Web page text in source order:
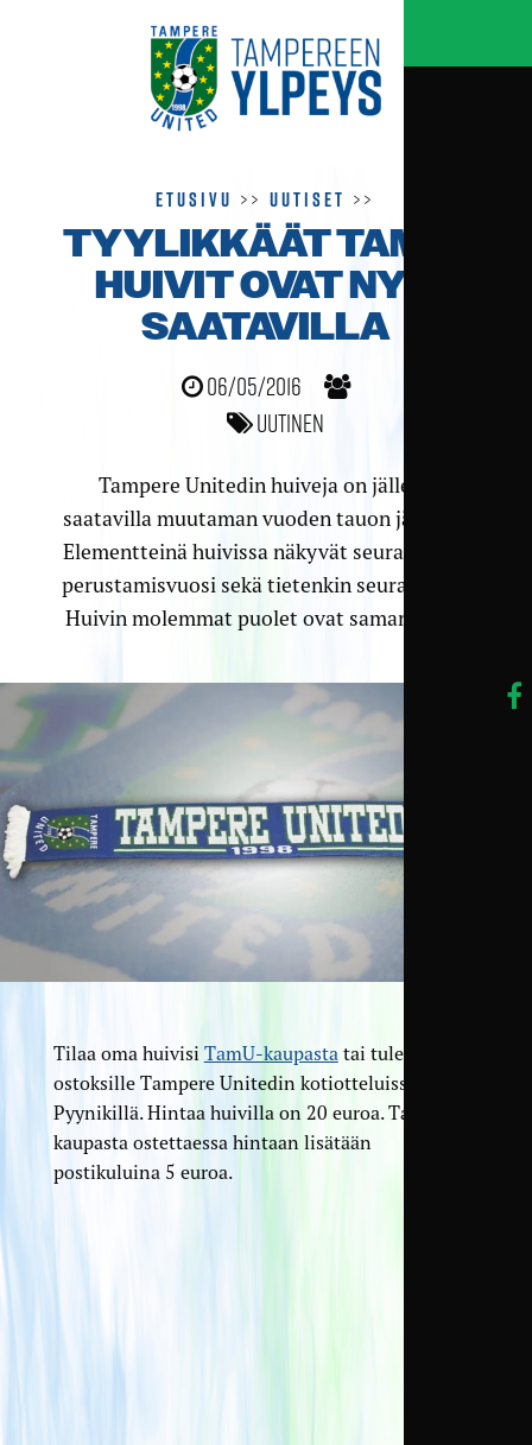
Etusivu >>Uutiset >>
TYYLIKKÄÄT TAMU-
HUIVIT OVAT NYT
SAATAVILLA
06/05/2016
Uutinen
Tampere Unitedin huiveja on jälleen
saatavilla muutaman vuoden tauon jälkeen.
Elementteinä huivissa näkyvät seuran nimi,
perustamisvuosi sekä tietenkin seuran logo.
Huivin molemmat puolet ovat samanlaiset.
Tilaa oma huivisi TamU-kaupasta tai tule
ostoksille Tampere Unitedin kotiotteluissa
Pyynikillä. Hintaa huivilla on 20 euroa. TamU-
kaupasta ostettaessa hintaan lisätään
postikuluina 5 euroa.